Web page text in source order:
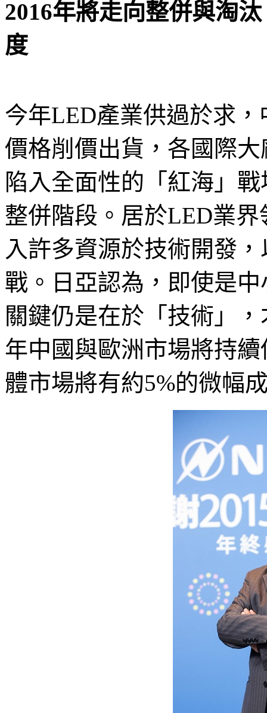
2016年將走向整併與淘
度
今年LED產業供過於求
價格削價出貨，各國際
陷入全面性的「紅海」
整併階段。居於LED業
入許多資源於技術開發
戰。日亞認為，即使是
關鍵仍是在於「技術」
年中國與歐洲市場將持
體市場將有約5%的微幅